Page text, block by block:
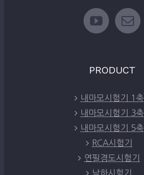
PRODUCT
내마모시험기 1축
내마모시험기 3축
내마모시험기 5축
RCA시험기
연필경도시험기
낙하시험기